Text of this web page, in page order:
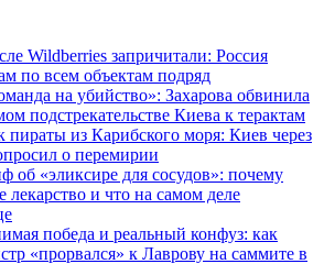
Wildberries запричитали: Россия
по всем объектам подряд
на убийство»: Захарова обвинила
подстрекательстве Киева к терактам
пираты из Карибского моря: Киев через
о перемирии
об «эликсире для сосудов»: почему
лекарство и что на самом деле
победа и реальный конфуз: как
«прорвался» к Лаврову на саммите в